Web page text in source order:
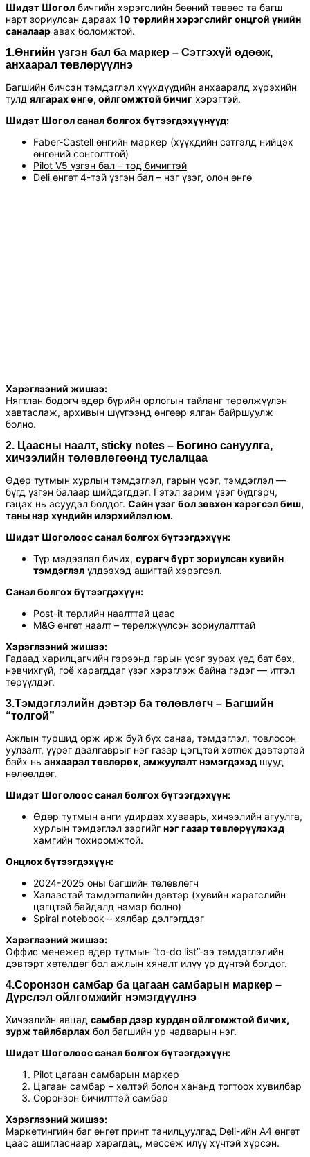
Шидэт Шогол бичгийн хэрэгслийн бөөний төвөөс та багш
нарт зориулсан дараах 10 төрлийн хэрэгслийг онцгой үнийн
саналаар авах боломжтой.
1.Өнгийн үзгэн бал ба маркер – Сэтгэхүй өдөөж,
анхаарал төвлөрүүлнэ
Багшийн бичсэн тэмдэглэл хүүхдүүдийн анхааралд хүрэхийн
тулд ялгарах өнгө, ойлгомжтой бичиг хэрэгтэй.
Шидэт Шогол санал болгох бүтээгдэхүүнүүд:
Faber-Castell өнгийн маркер (хүүхдийн сэтгэлд нийцэх
өнгөний сонголттой)
Pilot V5 үзгэн бал – тод бичигтэй
Deli өнгөт 4-тэй үзгэн бал – нэг үзэг, олон өнгө
Хэрэглээний жишээ:
Нягтлан бодогч өдөр бүрийн орлогын тайланг төрөлжүүлэн
хавтаслаж, архивын шүүгээнд өнгөөр ялган байршуулж
болно.
2. Цаасны наалт, sticky notes – Богино сануулга,
хичээлийн төлөвлөгөөнд туслалцаа
Өдөр тутмын хурлын тэмдэглэл, гарын үсэг, тэмдэглэл —
бүгд үзгэн балаар шийдэгддэг. Гэтэл зарим үзэг бүдгэрч,
гацах нь асуудал болдог. Сайн үзэг бол зөвхөн хэрэгсэл биш,
таны нэр хүндийн илэрхийлэл юм.
Шидэт Шоголоос санал болгох бүтээгдэхүүн:
Түр мэдээлэл бичих, сурагч бүрт зориулсан хувийн
тэмдэглэл үлдээхэд ашигтай хэрэгсэл.
Санал болгох бүтээгдэхүүн:
Post-it төрлийн наалттай цаас
M&G өнгөт наалт – төрөлжүүлсэн зориулалттай
Хэрэглээний жишээ:
Гадаад харилцагчийн гэрээнд гарын үсэг зурах үед бат бөх,
нэвчихгүй, гоё харагддаг үзэг хэрэглэж байна гэдэг — итгэл
төрүүлдэг.
3.Тэмдэглэлийн дэвтэр ба төлөвлөгч – Багшийн
“толгой”
Ажлын туршид орж ирж буй бүх санаа, тэмдэглэл, товлосон
уулзалт, үүрэг даалгаврыг нэг газар цэгцтэй хөтлөх дэвтэртэй
байх нь анхаарал төвлөрөх, амжуулалт нэмэгдэхэд шууд
нөлөөлдөг.
Шидэт Шоголоос санал болгох бүтээгдэхүүн:
Өдөр тутмын анги удирдах хуваарь, хичээлийн агуулга,
хурлын тэмдэглэл зэргийг нэг газар төвлөрүүлэхэд
хамгийн тохиромжтой.
Онцлох бүтээгдэхүүн:
2024-2025 оны багшийн төлөвлөгч
Халаастай тэмдэглэлийн дэвтэр (хувийн хэрэгслийн
цэгцтэй байдалд нэмэр болно)
Spiral notebook – хялбар дэлгэгддэг
Хэрэглээний жишээ:
Оффис менежер өдөр тутмын “to-do list”-ээ тэмдэглэлийн
дэвтэрт хөтөлдөг бол ажлын хяналт илүү үр дүнтэй болдог.
4.Соронзон самбар ба цагаан самбарын маркер –
Дүрслэл ойлгомжийг нэмэгдүүлнэ
Хичээлийн явцад самбар дээр хурдан ойлгомжтой бичих,
зурж тайлбарлах бол багшийн ур чадварын нэг.
Шидэт Шоголоос санал болгох бүтээгдэхүүн:
Pilot цагаан самбарын маркер
Цагаан самбар – хөлтэй болон хананд тогтоох хувилбар
Соронзон бичилттэй самбар
Хэрэглээний жишээ:
Маркетингийн баг өнгөт принт танилцуулгад Deli-ийн A4 өнгөт
цаас ашигласнаар харагдац, мессеж илүү хүчтэй хүрсэн.